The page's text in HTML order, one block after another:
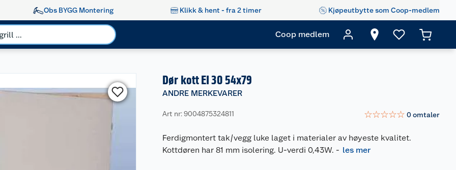
Obs BYGG Montering Klikk & hent - fra 2 timer Kjøpeutbytte som Coop-medlem
Coop medlem
Dør kott EI 30 54x79
ANDRE MERKEVARER
Art nr: 9004875324811 ☆☆☆☆☆ 0omtaler
Ferdigmontert tak/vegg luke laget i materialer av høyeste kvalitet.
Kottdøren har 81 mm isolering. U-verdi 0,43W. - les mer